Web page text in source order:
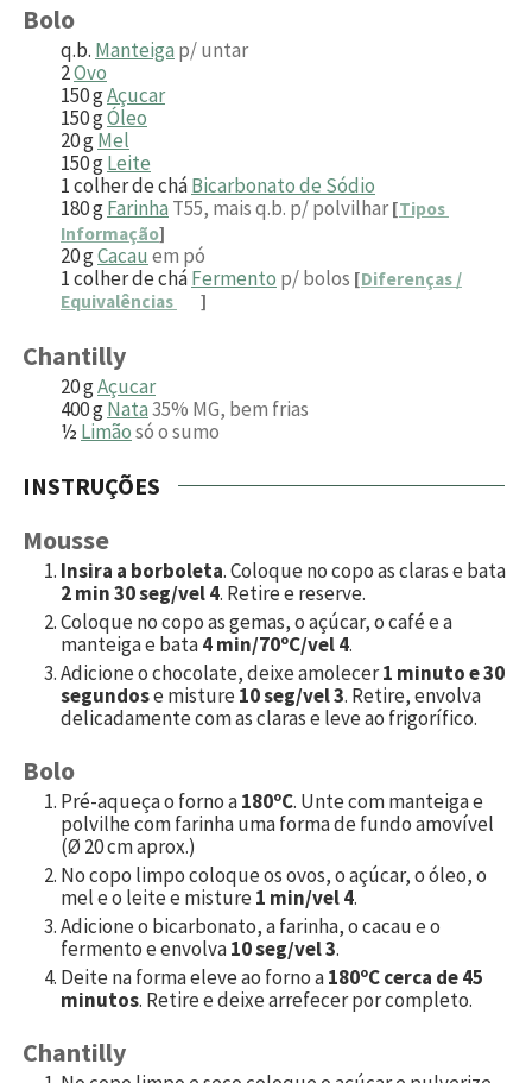
Bolo
q.b. Manteiga p/ untar
2Ovo
150gAçucar
150gÓleo
20gMel
150gLeite
1colher de cháBicarbonato de Sódio
180gFarinha T55, mais q.b. p/ polvilhar[Tipos
Informação]
20gCacau em pó
1colher de cháFermento p/ bolos [Diferenças /
Equivalências
]
Chantilly
20gAçucar
400gNata35% MG, bem frias
½ Limãosó o sumo
INSTRUÇÕES
Mousse
Insira a borboleta. Coloque no copo as claras e bata
2 min 30 seg/vel 4. Retire e reserve.
Coloque no copo as gemas, o açúcar, o café e a
manteiga e bata4 min/70ºC/vel 4.
Adicione o chocolate, deixe amolecer1 minuto e 30
segundose misture10 seg/vel 3. Retire, envolva
delicadamente com as claras e leve ao frigorífico.
Bolo
Pré-aqueça o forno a180ºC. Unte com manteiga e
polvilhe com farinha uma forma de fundo amovível
(Ø 20 cm aprox.)
No copo limpo coloque os ovos, o açúcar, o óleo, o
mel e o leite e misture1 min/vel 4.
Adicione o bicarbonato, a farinha, o cacau e o
fermento e envolva10 seg/vel 3.
Deite na forma eleve ao forno a180ºC cerca de 45
minutos. Retire e deixe arrefecer por completo.
Chantilly